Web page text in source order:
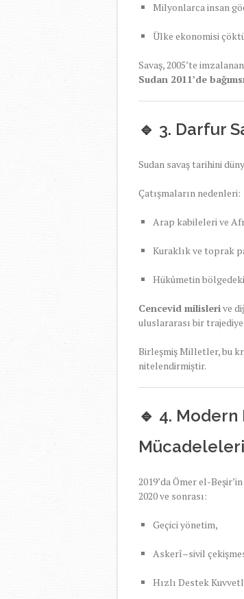
Milyonlarca insan
Ülke ekonomisi
Savaş, 2005’te
Sudan 2011’de
🔹 3. Darfur
Sudan savaş tarihini
Çatışmaların nedenleri:
Arap kabileleri ve
Kuraklık ve toprak
Hükûmetin
Cencevid milislerive
uluslararası bir
Birleşmiş Milletler, bu
nitelendirmiştir.
🔹 4.
Mücadeleleri
2019’da Ömer el-
2020 ve sonrası:
Geçici yönetim,
Askerî–sivil
Hızlı Destek